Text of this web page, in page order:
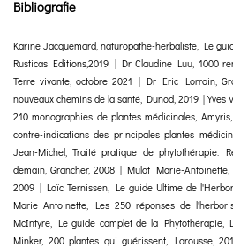
Bibliografie
Karine Jacquemard, naturopathe-herbaliste, Le
Rusticas Editions,2019 | Dr Claudine Luu, 1000
Terre vivante, octobre 2021 | Dr Eric Lorrain,
nouveaux chemins de la santé, Dunod, 2019 |
210 monographies de plantes médicinales,
contre-indications des principales plantes
Jean-Michel, Traité pratique de phytothérapie.
demain, Grancher, 2008 | Mulot Marie-
2009 | Loïc Ternissen, Le guide Ultime de
Marie Antoinette, Les 250 réponses de
McIntyre, Le guide complet de la Phytothérapie,
Minker, 200 plantes qui guérissent, Larousse,